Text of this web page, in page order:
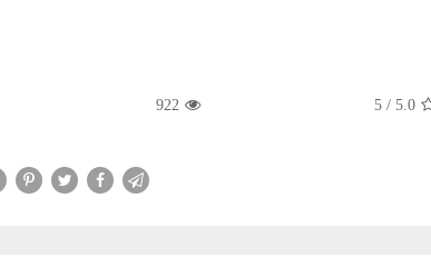
5.0
/
5
922